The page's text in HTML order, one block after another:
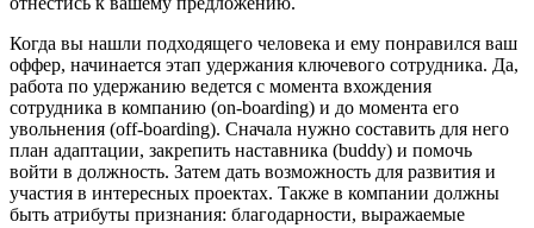
Когда вы нашли подходящего человека и ему понравился ваш
оффер, начинается этап удержания ключевого сотрудника. Да,
работа по удержанию ведется с момента вхождения
сотрудника в компанию (on-boarding) и до момента его
увольнения (off-boarding). Сначала нужно составить для него
план адаптации, закрепить наставника (buddy) и помочь
войти в должность. Затем дать возможность для развития и
участия в интересных проектах. Также в компании должны
быть атрибуты признания: благодарности, выражаемые